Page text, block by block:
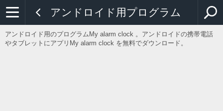
アンドロイド用プログラム
アンドロイド用のプログラムMy alarm clock 。アンドロイドの携帯電話
やタブレットにアプリMy alarm clock を無料でダウンロード。